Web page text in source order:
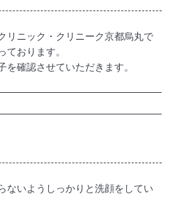
リニック・クリニーク京都烏丸で
ております。
を確認させていただきます。
ないようしっかりと洗顔をしてい